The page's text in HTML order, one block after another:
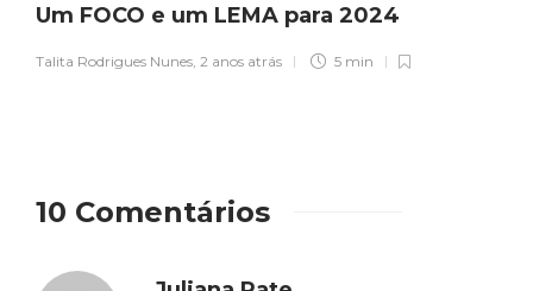
Um FOCO e um LEMA para 2024
Talita Rodrigues Nunes 2 anos atrás 5 min
10 Comentários